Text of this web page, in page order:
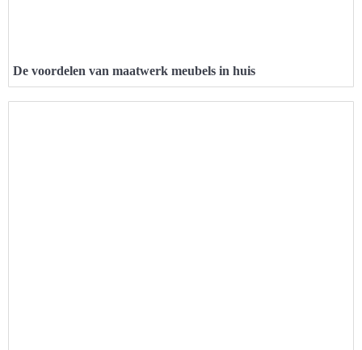
De voordelen van maatwerk meubels in huis